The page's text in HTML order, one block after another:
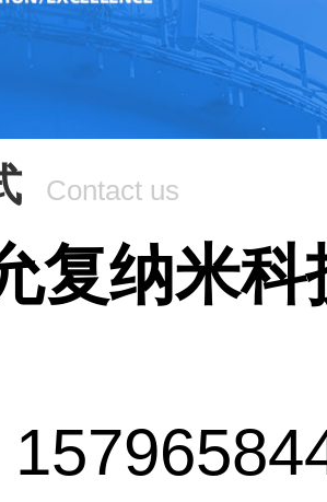
Contact us
复纳米科